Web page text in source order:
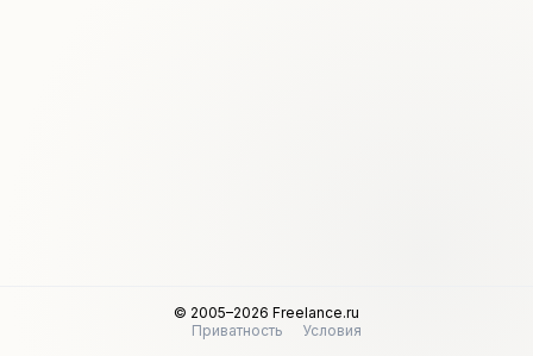
© 2005–2026 Freelance.ru
Приватность
Условия